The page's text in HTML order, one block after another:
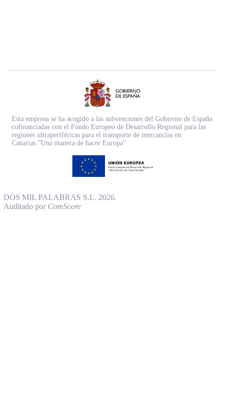
Esta empresa se ha acogido a las subvenciones del Gobierno de España
cofinanciadas con el Fondo Europeo de Desarrollo Regional para las
regiones ultraperiféricas para el transporte de mercancías en
Canarias.”Una manera de hacer Europa”
DOS MIL PALABRAS S.L. 2026.
Auditado por ComScore